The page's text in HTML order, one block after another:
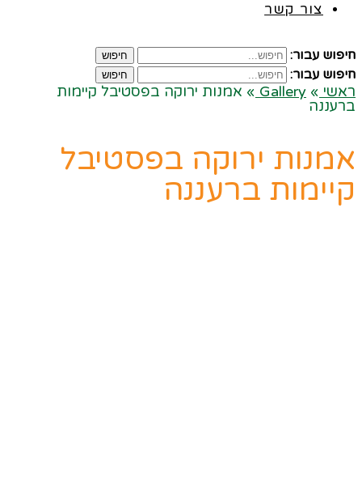
צור קשר
חיפוש עבור: חיפוש
חיפוש עבור: חיפוש
ראשי »
Gallery
» אמנות ירוקה בפסטיבל קיימות
ברעננה
אמנות ירוקה בפסטיבל
קיימות ברעננה